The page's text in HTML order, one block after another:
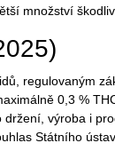
množství
regulovaným
0,3 %
výroba i
Státního